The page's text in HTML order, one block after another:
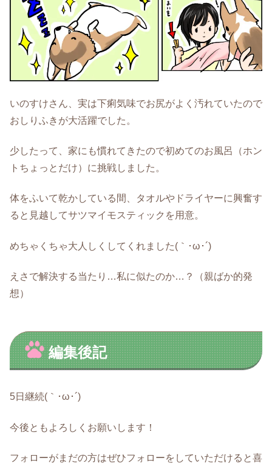
いのすけさん、実は下痢気味でお尻がよく汚れていたので
おしりふきが大活躍でした。
少したって、家にも慣れてきたので初めてのお風呂（ホン
トちょっとだけ）に挑戦しました。
体をふいて乾かしている間、タオルやドライヤーに興奮す
ると見越してサツマイモスティックを用意。
めちゃくちゃ大人しくしてくれました(｀･ω･´)
えさで解決する当たり…私に似たのか…？（親ばか的発
想）
編集後記
5日継続(｀･ω･´)
今後ともよろしくお願いします！
フォローがまだの方はぜひフォローをしていただけると喜